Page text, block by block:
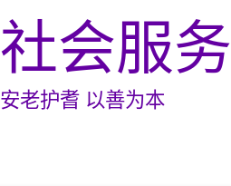
社会服务
安老护耆 以善为本